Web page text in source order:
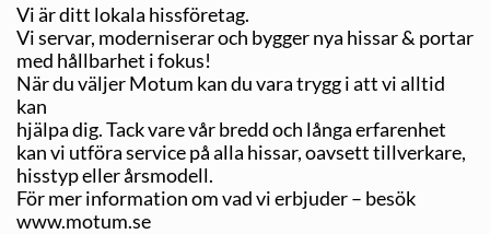
Vi är ditt lokala hissföretag.
Vi servar, moderniserar och bygger nya hissar & portar
med hållbarhet i fokus!
När du väljer Motum kan du vara trygg i att vi alltid
kan
hjälpa dig. Tack vare vår bredd och långa erfarenhet
kan vi utföra service på alla hissar, oavsett tillverkare,
hisstyp eller årsmodell.
För mer information om vad vi erbjuder – besök
www.motum.se